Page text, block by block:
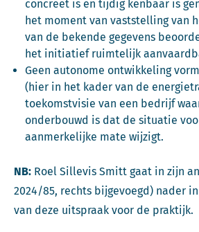
concreet is en tijdig kenbaar is
het moment van vaststelling van
van de bekende gegevens
het initiatief ruimtelijk
Geen autonome ontwikkeling
(hier in het kader van de
toekomstvisie van een bedrijf
onderbouwd is dat de situatie
aanmerkelijke mate wijzigt.
NB: Roel Sillevis Smitt gaat in zijn
2024/85, rechts bijgevoegd) nader
van deze uitspraak voor de praktijk.